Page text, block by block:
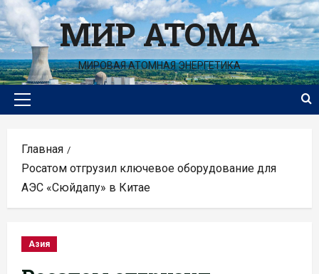
Перейти
к
содержимомуМИР АТОМА
МИРОВАЯ АТОМНАЯ ЭНЕРГЕТИКА
Основное
Главная
Росатом отгрузил ключевое оборудование для
АЭС «Сюйдапу» в Китае
Азия